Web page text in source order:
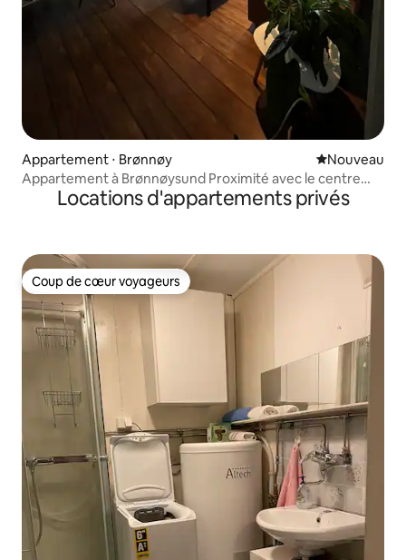
Appartement ⋅ Brønnøy Nouvel
Nouveau
Appartement à Brønnøysund Proximité avec le centre
Locations d'appartements privés
Coup de cœur voyageurs
Coup de cœur voyageurs